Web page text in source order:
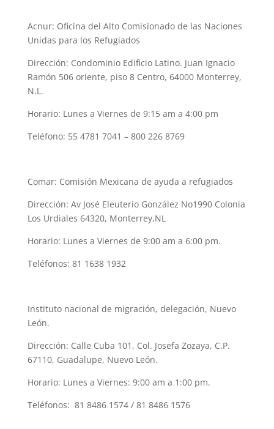
Acnur: Oficina del Alto Comisionado de las Naciones
Unidas para los Refugiados
Dirección: Condominio Edificio Latino. Juan Ignacio
Ramón 506 oriente, piso 8 Centro, 64000 Monterrey,
N.L.
Horario: Lunes a Viernes de 9:15 am a 4:00 pm
Teléfono: 55 4781 7041 – 800 226 8769
Comar: Comisión Mexicana de ayuda a refugiados
Dirección: Av José Eleuterio González No1990 Colonia
Los Urdiales 64320, Monterrey,NL
Horario: Lunes a Viernes de 9:00 am a 6:00 pm.
Teléfonos: 81 1638 1932
Instituto nacional de migración, delegación, Nuevo
León.
Dirección: Calle Cuba 101, Col. Josefa Zozaya, C.P.
67110, Guadalupe, Nuevo León.
Horario: Lunes a Viernes: 9:00 am a 1:00 pm.
Teléfonos: 81 8486 1574 / 81 8486 1576